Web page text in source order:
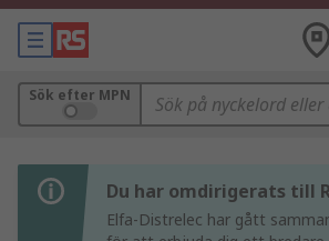
Sök efter MPN
Du har omdirigerats till
Elfa-Distrelec har gått